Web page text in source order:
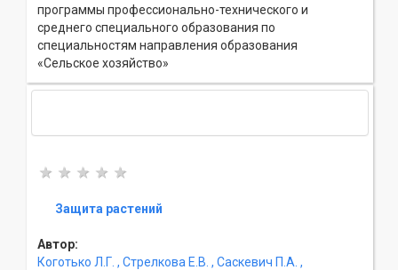
программы профессионально-технического и
среднего специального образования по
специальностям направления образования
«Сельское хозяйство»
Защита растений
Автор:
Коготько Л.Г. , Стрелкова Е.В. , Саскевич П.А. ,